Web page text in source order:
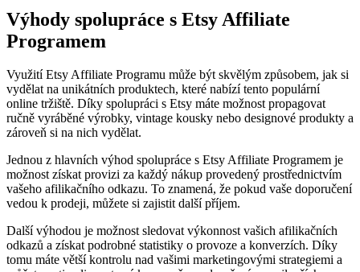
Výhody spolupráce s Etsy Affiliate
Programem
Využití Etsy Affiliate Programu může být skvělým způsobem, jak si
vydělat na unikátních produktech, které nabízí tento populární
online tržiště. Díky spolupráci s Etsy máte možnost propagovat
ručně vyráběné výrobky, vintage kousky nebo designové produkty a
zároveň si na nich vydělat.
Jednou z hlavních výhod spolupráce s Etsy Affiliate Programem je
možnost získat provizi za každý nákup provedený prostřednictvím
vašeho afilikačního odkazu. To znamená, že pokud vaše doporučení
vedou k prodeji, můžete si zajistit další příjem.
Další výhodou je možnost sledovat výkonnost vašich afilikačních
odkazů a získat podrobné statistiky o provoze a konverzích. Díky
tomu máte větší kontrolu nad vašimi marketingovými strategiemi a